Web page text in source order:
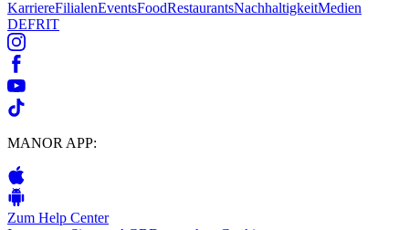
KarriereFilialenEventsFoodRestaurantsNachhaltigkeitMedien
DEFRIT
MANOR APP:
Zum Help Center